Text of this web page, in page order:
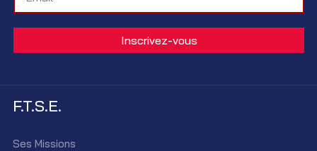
F.T.S.E.
Ses Missions